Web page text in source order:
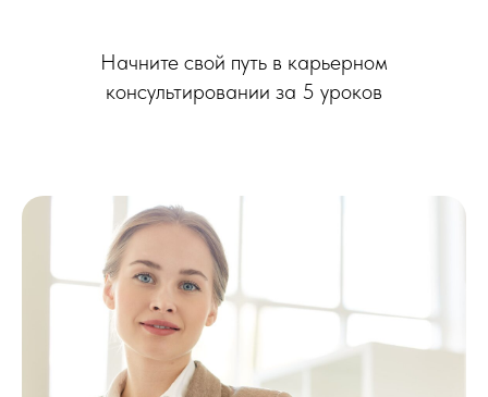
Начните свой путь в карьерном
консультировании за 5 уроков